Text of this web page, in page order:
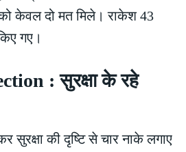
को केवल दो मत मिले। राकेश 43
गए।
: सुरक्षा के रहे
सुरक्षा की दृष्टि से चार नाके लगाए